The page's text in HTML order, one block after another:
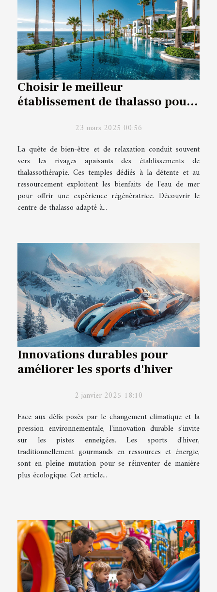
Choisir le meilleur
établissement de thalasso pour
23 mars 2025 00:56
La quête de bien-être et de relaxation conduit souvent
vers les rivages apaisants des établissements de
thalassothérapie. Ces temples dédiés à la détente et au
ressourcement exploitent les bienfaits de l'eau de mer
pour offrir une expérience régénératrice. Découvrir le
centre de thalasso adapté à...
Innovations durables pour
améliorer les sports d'hiver
2 janvier 2025 18:10
Face aux défis posés par le changement climatique et la
pression environnementale, l'innovation durable s'invite
sur les pistes enneigées. Les sports d'hiver,
traditionnellement gourmands en ressources et énergie,
sont en pleine mutation pour se réinventer de manière
plus écologique. Cet article...